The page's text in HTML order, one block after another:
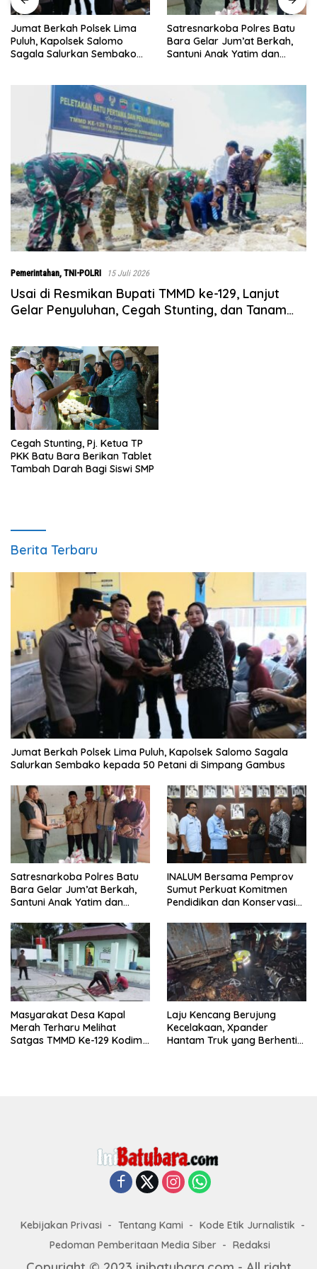
Satresnarkoba Polres Batu
Bara Gelar Jum’at Berkah,
Santuni Anak Yatim dan
INALUM Bersama Pemprov
Sumut Perkuat Komitmen
Pendidikan dan Konservasi
Pemerintahan, TNI-POLRI 15 Juli 2026
Usai di Resmikan Bupati TMMD ke-129, Lanjut
Gelar Penyuluhan, Cegah Stunting, dan Tanam
Cegah Stunting, Pj. Ketua TP
PKK Batu Bara Berikan Tablet
Tambah Darah Bagi Siswi SMP
Berita Terbaru
Jumat Berkah Polsek Lima Puluh, Kapolsek Salomo Sagala
Salurkan Sembako kepada 50 Petani di Simpang Gambus
Satresnarkoba Polres Batu
Bara Gelar Jum’at Berkah,
Santuni Anak Yatim dan
INALUM Bersama Pemprov
Sumut Perkuat Komitmen
Pendidikan dan Konservasi
Masyarakat Desa Kapal
Merah Terharu Melihat
Satgas TMMD Ke-129 Kodim
Laju Kencang Berujung
Kecelakaan, Xpander
Hantam Truk yang Berhenti
Kebijakan Privasi Tentang Kami
Kode Etik Jurnalistik
Pedoman Pemberitaan Media Siber
Redaksi